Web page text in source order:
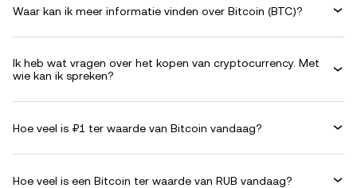
Waar kan ik meer informatie vinden over Bitcoin (BTC)?
Ik heb wat vragen over het kopen van cryptocurrency. Met
wie kan ik spreken?
Hoe veel is ₽1 ter waarde van Bitcoin vandaag?
Hoe veel is een Bitcoin ter waarde van RUB vandaag?